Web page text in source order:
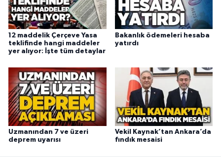
12 maddelik Çerçeve Yasa
teklifinde hangi maddeler
yer alıyor: İşte tüm detaylar
Bakanlık ödemeleri hesaba
yatırdı
Uzmanından 7 ve üzeri
deprem uyarısı
Vekil Kaynak’tan Ankara’da
fındık mesaisi